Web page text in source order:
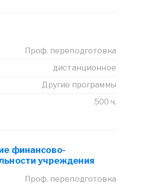
Проф. переподготовка
дистанционное
Другие программы
500 ч.
финансово-
учреждения
Проф. переподготовка